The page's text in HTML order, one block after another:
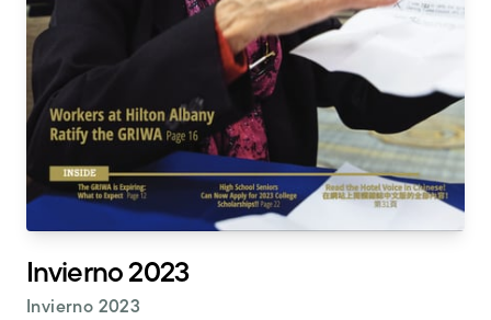
Invierno 2023
Invierno 2023